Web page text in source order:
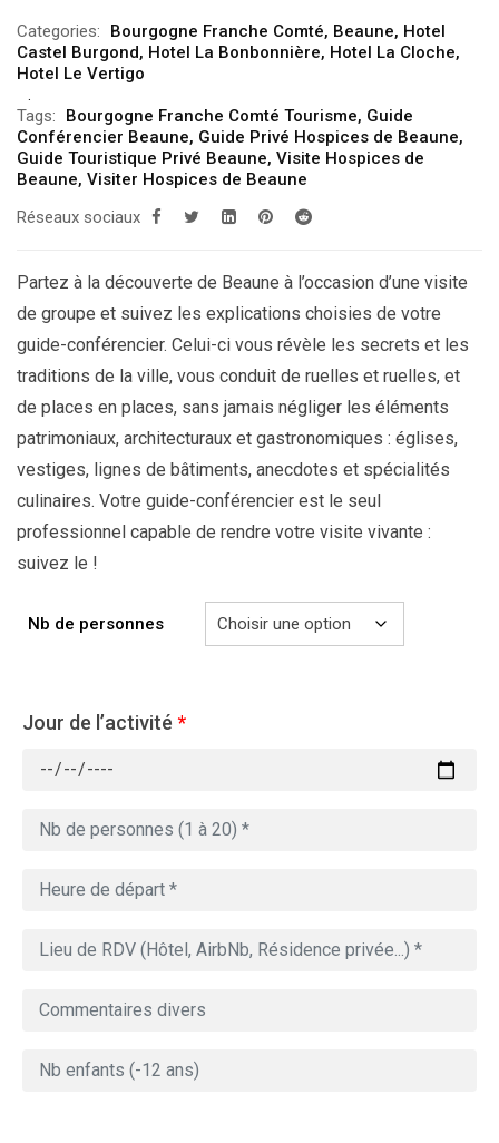
prix :
à
319.00€
Categories: Bourgogne Franche Comté, Beaune, Hotel
Castel Burgond, Hotel La Bonbonnière, Hotel La Cloche,
Hotel Le Vertigo
Tags: Bourgogne Franche Comté Tourisme, Guide
Conférencier Beaune, Guide Privé Hospices de Beaune,
Guide Touristique Privé Beaune, Visite Hospices de
Beaune, Visiter Hospices de Beaune
Réseaux sociaux
Partez à la découverte de Beaune à l’occasion d’une visite
de groupe et suivez les explications choisies de votre
guide-conférencier. Celui-ci vous révèle les secrets et les
traditions de la ville, vous conduit de ruelles et ruelles, et
de places en places, sans jamais négliger les éléments
patrimoniaux, architecturaux et gastronomiques : églises,
vestiges, lignes de bâtiments, anecdotes et spécialités
culinaires. Votre guide-conférencier est le seul
professionnel capable de rendre votre visite vivante :
suivez le !
Nb de personnes
Jour de l’activité *